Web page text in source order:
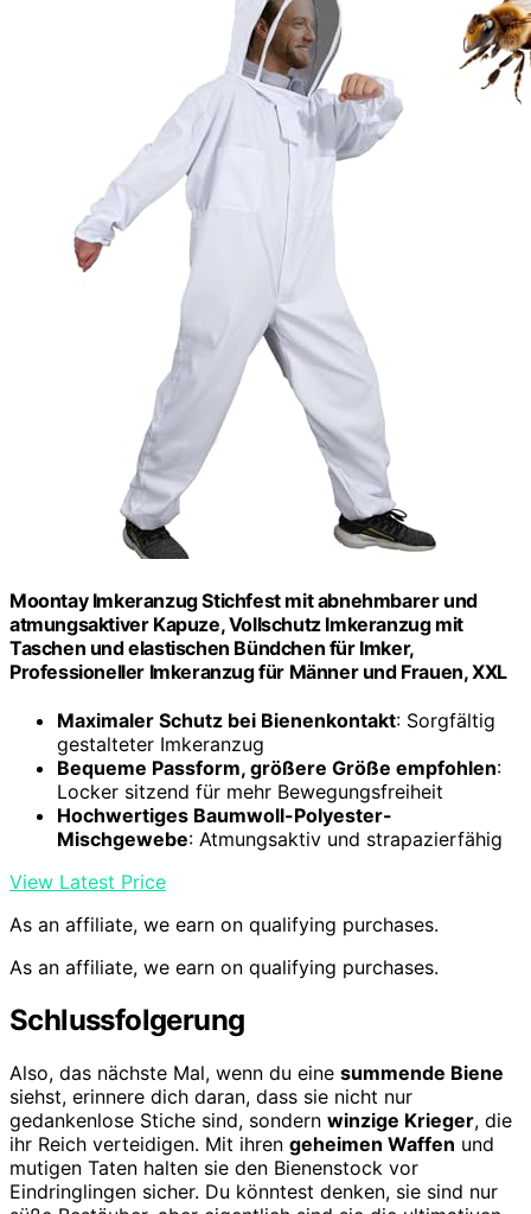
Moontay Imkeranzug Stichfest mit abnehmbarer und
atmungsaktiver Kapuze, Vollschutz Imkeranzug mit
Taschen und elastischen Bündchen für Imker,
Professioneller Imkeranzug für Männer und Frauen, XXL
Maximaler Schutz bei Bienenkontakt: Sorgfältig
gestalteter Imkeranzug
Bequeme Passform, größere Größe empfohlen:
Locker sitzend für mehr Bewegungsfreiheit
Hochwertiges Baumwoll-Polyester-
Mischgewebe: Atmungsaktiv und strapazierfähig
View Latest Price
As an affiliate, we earn on qualifying purchases.
As an affiliate, we earn on qualifying purchases.
Schlussfolgerung
Also, das nächste Mal, wenn du eine summende Biene
siehst, erinnere dich daran, dass sie nicht nur
gedankenlose Stiche sind, sondern winzige Krieger, die
ihr Reich verteidigen. Mit ihren geheimen Waffen und
mutigen Taten halten sie den Bienenstock vor
Eindringlingen sicher. Du könntest denken, sie sind nur